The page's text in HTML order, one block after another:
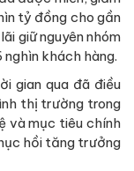
tỷ đồng cho gần
giữ nguyên nhóm
nghìn khách hàng.
gian qua đã điều
thị trường trong
và mục tiêu chính
hồi tăng trưởng